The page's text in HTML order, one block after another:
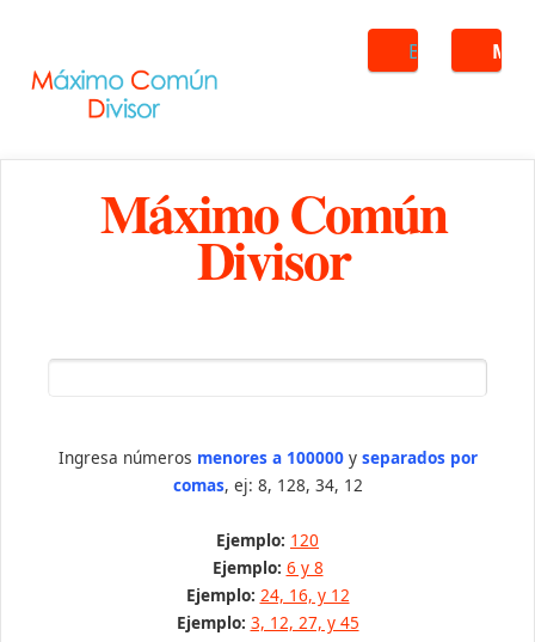
Buscar
Máximo Común
Divisor
Ingresa números menores a 100000y separados por
comas, ej: 8, 128, 34, 12
Ejemplo: 120
Ejemplo: 6 y 8
Ejemplo: 24, 16, y 12
Ejemplo: 3, 12, 27, y 45